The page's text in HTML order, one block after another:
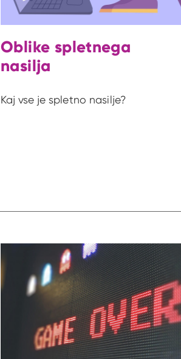
Oblike spletnega
nasilja
Kaj vse je spletno nasilje?